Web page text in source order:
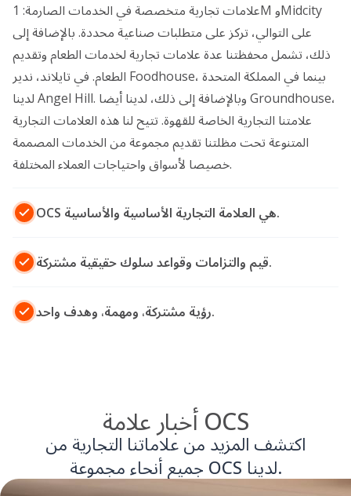
علامات تجارية متخصصة في الخدمات الصارمة: 1M وMidcity
على التوالي، تركز على متطلبات صناعية محددة. بالإضافة إلى
ذلك، تشمل محفظتنا عدة علامات تجارية لخدمات الطعام وتقديم
الطعام. في تايلاند، ندير Foodhouse، بينما في المملكة المتحدة
لدينا Angel Hill. وبالإضافة إلى ذلك، لدينا أيضا Groundhouse،
علامتنا التجارية الخاصة للقهوة. تتيح لنا هذه العلامات التجارية
المتنوعة تحت مظلتنا تقديم مجموعة من الخدمات المصممة
خصيصا لأسواق واحتياجات العملاء المختلفة.
OCS هي العلامة التجارية الأساسية والأساسية.
قيم والتزامات وقواعد سلوك حقيقية مشتركة.
رؤية مشتركة، ومهمة، وهدف واحد.
أخبار علامة OCS
اكتشف المزيد من علاماتنا التجارية من
جميع أنحاء مجموعة OCS لدينا.